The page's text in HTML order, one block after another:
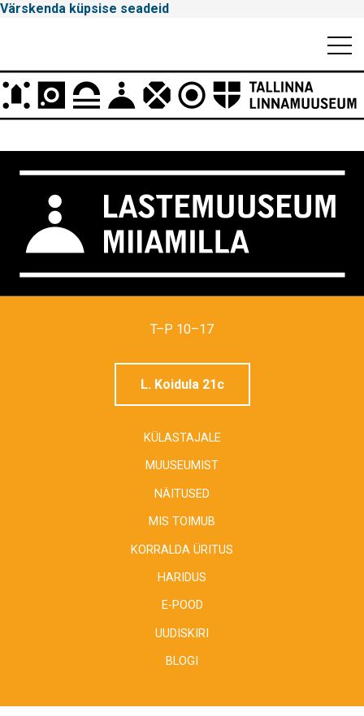
Värskenda küpsise seadeid
Peamenüü
T–P 10–17
L. Koidula 21c
KÜLASTAJALE
MUUSEUMIST
NÄITUSED
MIS TOIMUB
KORRALDA ÜRITUS
HARIDUS
E-POOD
UUDISKIRI
BLOGI